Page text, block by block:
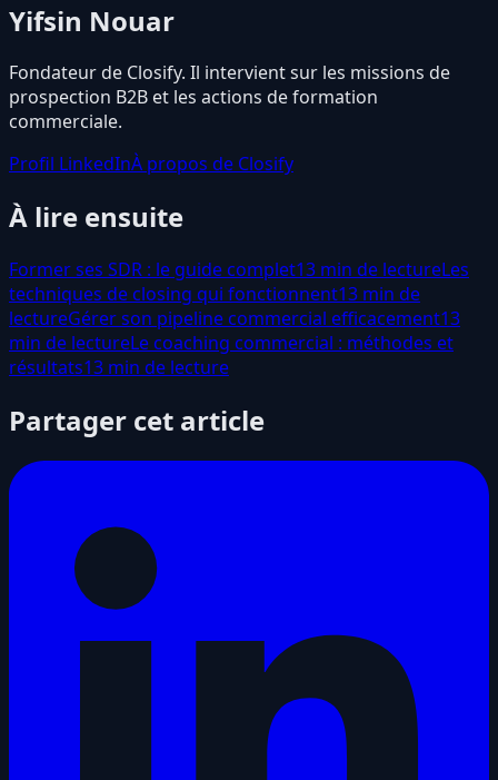
Yifsin Nouar
Fondateur de Closify. Il intervient sur les missions de
prospection B2B et les actions de formation
commerciale.
Profil LinkedInÀ propos de Closify
À lire ensuite
Former ses SDR : le guide complet13 min de lectureLes
techniques de closing qui fonctionnent13 min de
lectureGérer son pipeline commercial efficacement13
min de lectureLe coaching commercial : méthodes et
résultats13 min de lecture
Partager cet article